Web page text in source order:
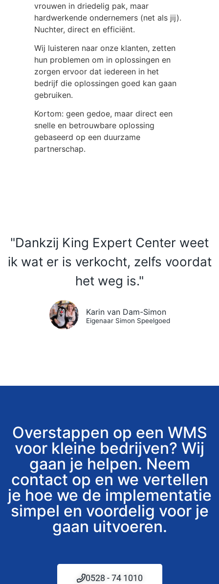
vrouwen in driedelig pak, maar
hardwerkende ondernemers (net als jij).
Nuchter, direct en efficiënt.
Wij luisteren naar onze klanten, zetten
hun problemen om in oplossingen en
zorgen ervoor dat iedereen in het
bedrijf die oplossingen goed kan gaan
gebruiken.
Kortom: geen gedoe, maar direct een
snelle en betrouwbare oplossing
gebaseerd op een duurzame
partnerschap.
"Dankzij King Expert Center weet
ik wat er is verkocht, zelfs voordat
het weg is."
Karin van Dam-Simon
Eigenaar Simon Speelgoed
Overstappen op een WMS
voor kleine bedrijven? Wij
gaan je helpen. Neem
contact op en we vertellen
je hoe we de implementatie
simpel en voordelig voor je
gaan uitvoeren.
0528 - 74 1010